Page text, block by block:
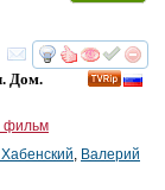
смотреть
Дом.
фильм
, Валерий